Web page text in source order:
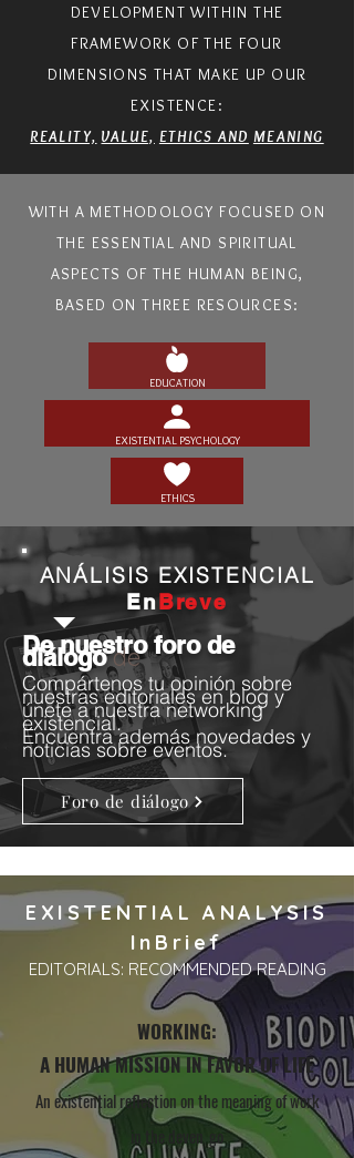
DEVELOPMENT WITHIN THE
FRAMEWORK OF THE FOUR
DIMENSIONS THAT MAKE UP OUR
EXISTENCE:
REALITY, VALUE, ETHICS AND MEANING
WITH A METHODOLOGY FOCUSED ON
THE ESSENTIAL AND SPIRITUAL
ASPECTS OF THE HUMAN BEING,
BASED ON THREE RESOURCES:
EDUCATION
EXISTENTIAL PSYCHOLOGY
ETHICS
ANÁLISIS EXISTENCIAL
EnBreve
De nuestro forode
diálogode
Compártenos tu opinión sobre
nuestras editoriales en blog y
únete a nuestra networking
existencial.
Encuentra además novedades y
noticias sobre eventos.
Foro de diálogo
EXISTENTIAL ANALYSIS
InBrief
EDITORIALS: RECOMMENDED READING
WORKING:
A HUMAN MISSION IN FAVOR OF LIFE
An existential reflection on the meaning of work
go